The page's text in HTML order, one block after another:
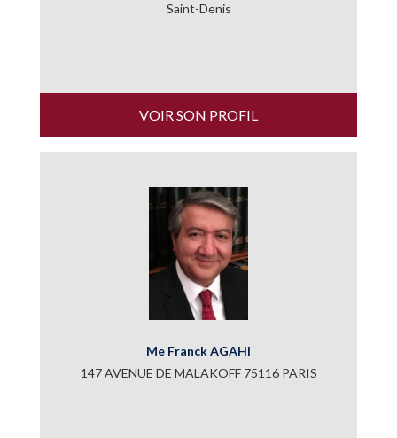
Saint-Denis
VOIR SON PROFIL
Me Franck AGAHI
147 AVENUE DE MALAKOFF 75116 PARIS